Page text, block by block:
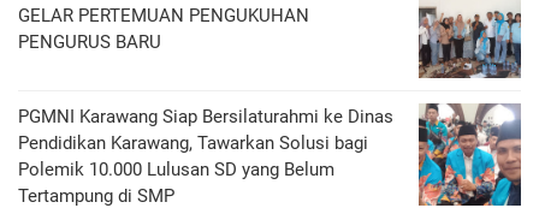
GELAR PERTEMUAN PENGUKUHAN
PENGURUS BARU
PGMNI Karawang Siap Bersilaturahmi ke Dinas
Pendidikan Karawang, Tawarkan Solusi bagi
Polemik 10.000 Lulusan SD yang Belum
Tertampung di SMP